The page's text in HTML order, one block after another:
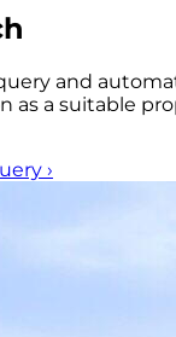
and
as a suitable
›